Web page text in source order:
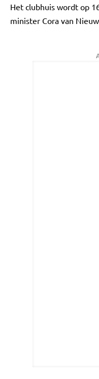
Het clubhuis wordt op
minister Cora van